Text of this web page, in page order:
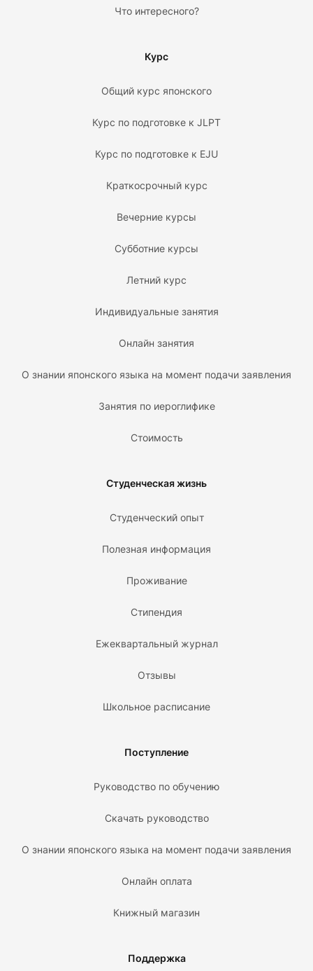
Что интересного?
Курс
Общий курс японского
Курс по подготовке к JLPT
Курс по подготовке к EJU
Краткосрочный курс
Вечерние курсы
Субботние курсы
Летний курс
Индивидуальные занятия
Онлайн занятия
О знании японского языка на момент подачи заявления
Занятия по иероглифике
Стоимость
Студенческая жизнь
Студенческий опыт
Полезная информация
Проживание
Стипендия
Ежеквартальный журнал
Отзывы
Школьное расписание
Поступление
Руководство по обучению
Скачать руководство
О знании японского языка на момент подачи заявления
Онлайн оплата
Книжный магазин
Поддержка